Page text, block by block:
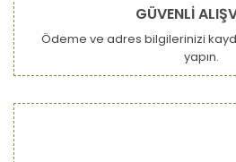
GÜVENLİ
Ödeme ve adres bilgilerinizi
yapın.